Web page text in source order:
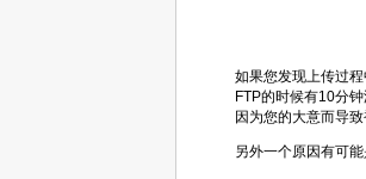
如果您发现上传过
FTP的时候有10分
因为您的大意而导
另外一个原因有可